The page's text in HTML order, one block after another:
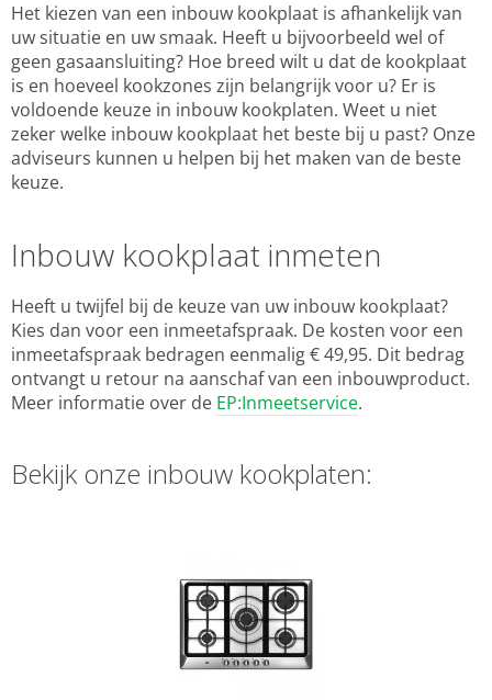
Het kiezen van een inbouw kookplaat is afhankelijk van
uw situatie en uw smaak. Heeft u bijvoorbeeld wel of
geen gasaansluiting? Hoe breed wilt u dat de kookplaat
is en hoeveel kookzones zijn belangrijk voor u? Er is
voldoende keuze in inbouw kookplaten. Weet u niet
zeker welke inbouw kookplaat het beste bij u past? Onze
adviseurs kunnen u helpen bij het maken van de beste
keuze.
Inbouw kookplaat inmeten
Heeft u twijfel bij de keuze van uw inbouw kookplaat?
Kies dan voor een inmeetafspraak. De kosten voor een
inmeetafspraak bedragen eenmalig € 49,95. Dit bedrag
ontvangt u retour na aanschaf van een inbouwproduct.
Meer informatie over de EP:Inmeetservice.
Bekijk onze inbouw kookplaten: